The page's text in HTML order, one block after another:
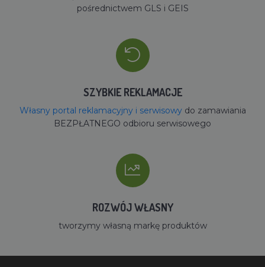
pośrednictwem GLS i GEIS
SZYBKIE REKLAMACJE
Własny portal reklamacyjny i serwisowydo zamawiania
BEZPŁATNEGO odbioru serwisowego
ROZWÓJ WŁASNY
tworzymy własną markę produktów